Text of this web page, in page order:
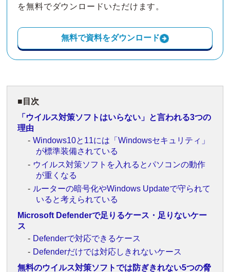
を無料でダウンロードいただけます。
無料で資料をダウンロード
目次
「ウイルス対策ソフトはいらない」と言われる3つの
理由
Windows10と11には「Windowsセキュリティ」
が標準装備されている
ウイルス対策ソフトを入れるとパソコンの動作
が重くなる
ルーターの暗号化やWindows Updateで守られて
いると考えられている
Microsoft Defenderで足りるケース・足りないケー
ス
Defenderで対応できるケース
Defenderだけでは対応しきれないケース
無料のウイルス対策ソフトでは防ぎきれない5つの脅